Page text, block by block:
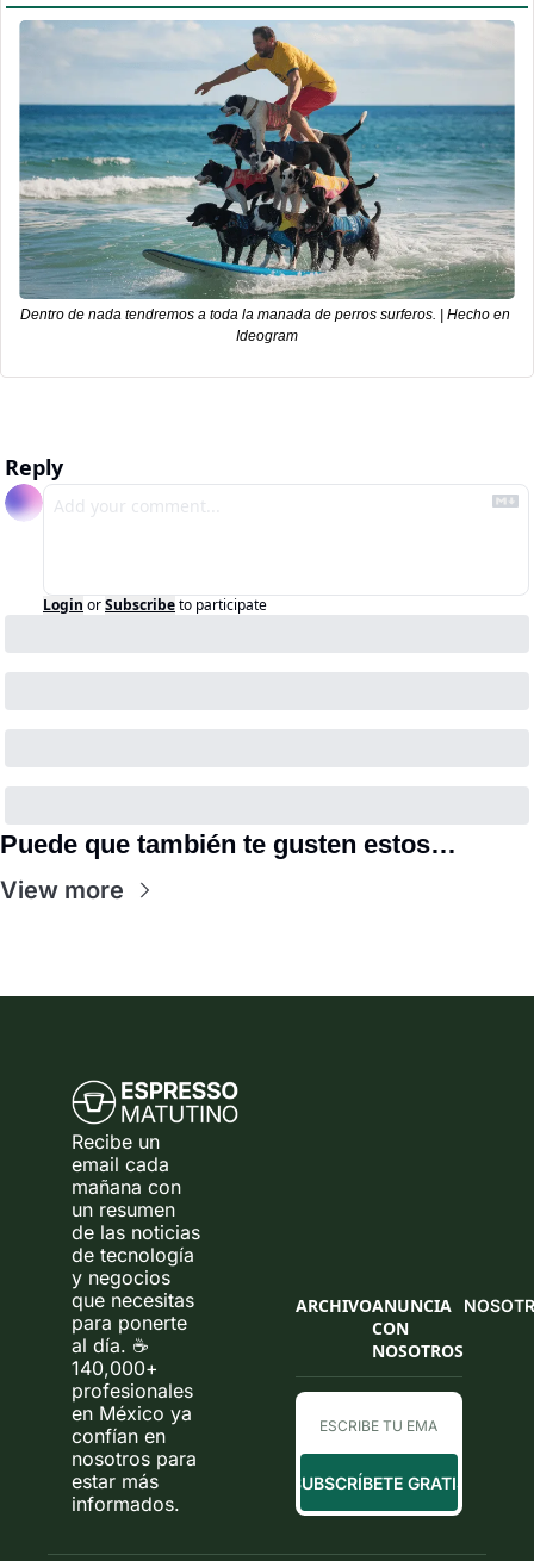
Dentro de nada tendremos a toda la manada de perros surferos. | Hecho en
Ideogram
Reply
Login orSubscribeto participate
Puede que también te gusten estos…
View more
Recibe un
email cada
mañana con
un resumen
de las noticias
de tecnología
y negocios
que necesitas
para ponerte
al día. ☕
140,000+
profesionales
en México ya
confían en
nosotros para
estar más
informados.
ARCHIVOANUNCIA
CON
NOSOTROS
SUBSCRÍBETE GRATIS